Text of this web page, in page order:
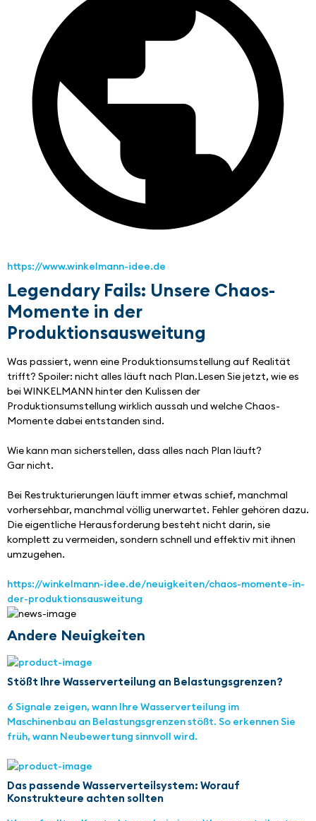
https://www.winkelmann-idee.de
Legendary Fails: Unsere Chaos-
Momente in der
Produktionsausweitung
Was passiert, wenn eine Produktionsumstellung auf Realität
trifft? Spoiler: nicht alles läuft nach Plan.Lesen Sie jetzt, wie es
bei WINKELMANN hinter den Kulissen der
Produktionsumstellung wirklich aussah und welche Chaos-
Momente dabei entstanden sind.
Wie kann man sicherstellen, dass alles nach Plan läuft?
Gar nicht.
Bei Restrukturierungen läuft immer etwas schief, manchmal
vorhersehbar, manchmal völlig unerwartet. Fehler gehören dazu.
Die eigentliche Herausforderung besteht nicht darin, sie
komplett zu vermeiden, sondern schnell und effektiv mit ihnen
umzugehen.
https://winkelmann-idee.de/neuigkeiten/chaos-momente-in-
der-produktionsausweitung
Andere Neuigkeiten
Stößt Ihre Wasserverteilung an Belastungsgrenzen?
6 Signale zeigen, wann Ihre Wasserverteilung im
Maschinenbau an Belastungsgrenzen stößt. So erkennen Sie
früh, wann Neubewertung sinnvoll wird.
Das passende Wasserverteilsystem: Worauf
Konstrukteure achten sollten